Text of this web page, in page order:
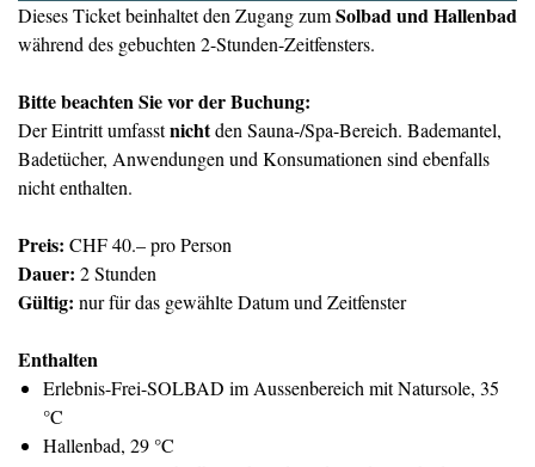
Dieses Ticket beinhaltet den Zugang zumSolbad und Hallenbad
während des gebuchten 2-Stunden-Zeitfensters.
Bitte beachten Sie vor der Buchung:
Der Eintritt umfasstnichtden Sauna-/Spa-Bereich. Bademantel,
Badetücher, Anwendungen und Konsumationen sind ebenfalls
nicht enthalten.
Preis: CHF 40.– pro Person
Dauer: 2 Stunden
Gültig: nur für das gewählte Datum und Zeitfenster
Enthalten
Erlebnis-Frei-SOLBAD im Aussenbereich mit Natursole, 35
°C
Hallenbad, 29 °C